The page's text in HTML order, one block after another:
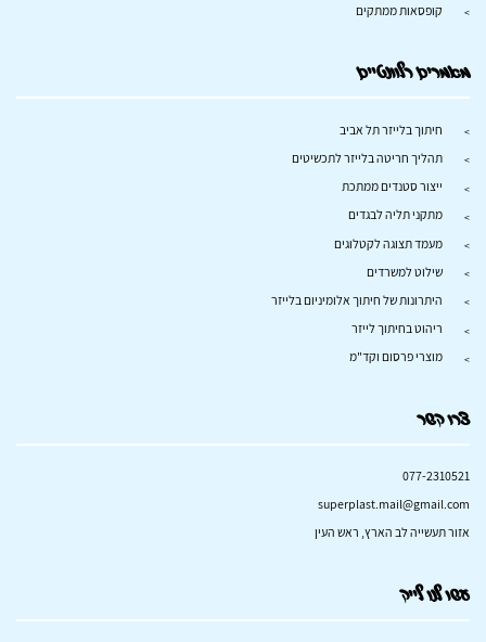
קופסאות ממתקים
מאמרים רלוונטיים
חיתוך בלייזר תל אביב
תהליך חריטה בלייזר לתכשיטים
ייצור סטנדים ממתכת
מתקני תליה לבגדים
מעמד תצוגה לקטלוגים
שילוט למשרדים
היתרונות של חיתוך אלומיניום בלייזר
ריהוט בחיתוך לייזר
מוצרי פרסום וקד"מ
צרו קשר
077-2310521
superplast.mail@gmail.com
אזור תעשייה לב הארץ, ראש העין
עשו לנו לייק